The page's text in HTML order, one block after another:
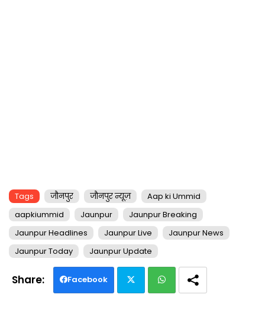
Tags जौनपुर जौनपुर न्यूज़
Aap ki Ummid
aapkiummid
Jaunpur
Jaunpur Breaking
Jaunpur Headlines
Jaunpur Live
Jaunpur News
Jaunpur Today
Jaunpur Update
Facebook